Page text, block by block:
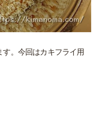
。今回はカキフライ用